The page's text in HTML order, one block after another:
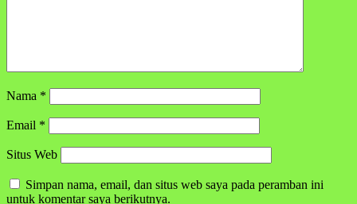
Nama *
Email *
Situs Web
Simpan nama, email, dan situs web saya pada peramban ini
untuk komentar saya berikutnya.